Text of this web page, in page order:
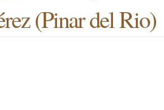
(Pinar del Rio)